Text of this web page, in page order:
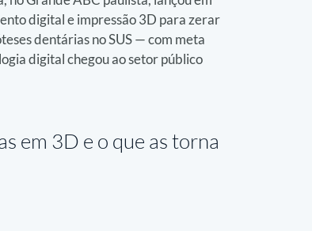
digital e impressão 3D para zerar
dentárias no SUS — com meta
digital chegou ao setor público
em 3D e o que as torna